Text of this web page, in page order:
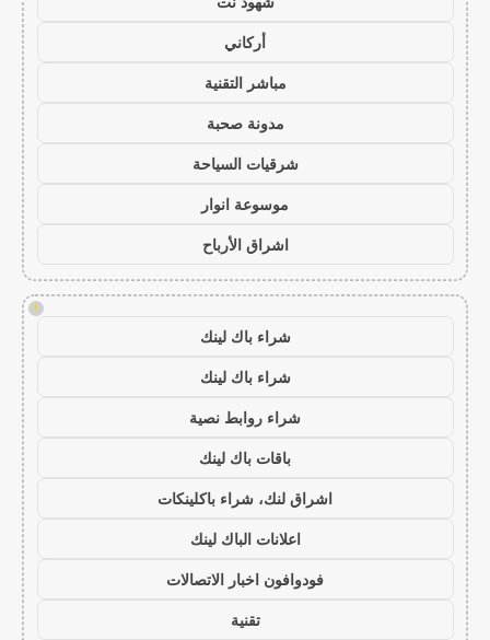
أركاني
مباشر التقنية
مدونة صحبة
شرقيات السياحة
موسوعة انوار
اشراق الأرباح
!
شراء باك لينك
شراء باك لينك
شراء روابط نصية
باقات باك لينك
اشراق لنك، شراء باكلينكات
اعلانات الباك لينك
فودوافون اخبار الاتصالات
تقنية